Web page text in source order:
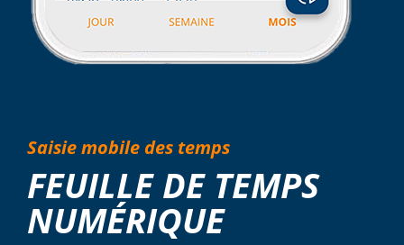
Saisie mobile des temps
FEUILLE DE TEMPS
NUMÉRIQUE